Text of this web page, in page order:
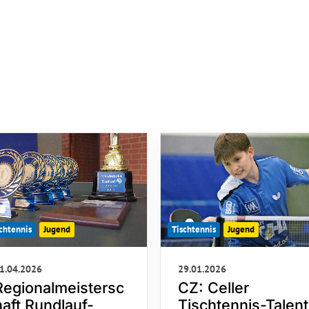
Jugend
Rundlauf-
Tischtennis Jugend
29.01.2026
CZ: Celler
Tischtennis-Talent